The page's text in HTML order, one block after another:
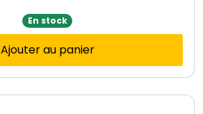
En stock
Ajouter au panier